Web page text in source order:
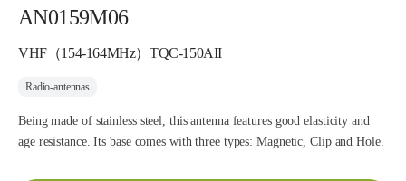
AN0159M06
VHF（154-164MHz）TQC-150AII
Radio-antennas
Being made of stainless steel, this antenna features good elasticity and
age resistance. Its base comes with three types: Magnetic, Clip and Hole.